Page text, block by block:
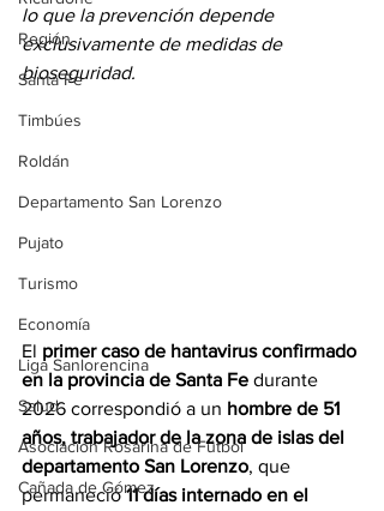
Región
Santa Fe
Timbúes
Roldán
Departamento San Lorenzo
Pujato
Turismo
Economía
Liga Sanlorencina
Salud
Asociación Rosarina de Fútbol
Cañada de Gómez
lo que la prevención depende
exclusivamente de medidas de
bioseguridad.
El primer caso de hantavirus confirmado
en la provincia de Santa Fe durante
2026 correspondió a un hombre de 51
años, trabajador de la zona de islas del
departamento San Lorenzo, que
permaneció 11 días internado en el